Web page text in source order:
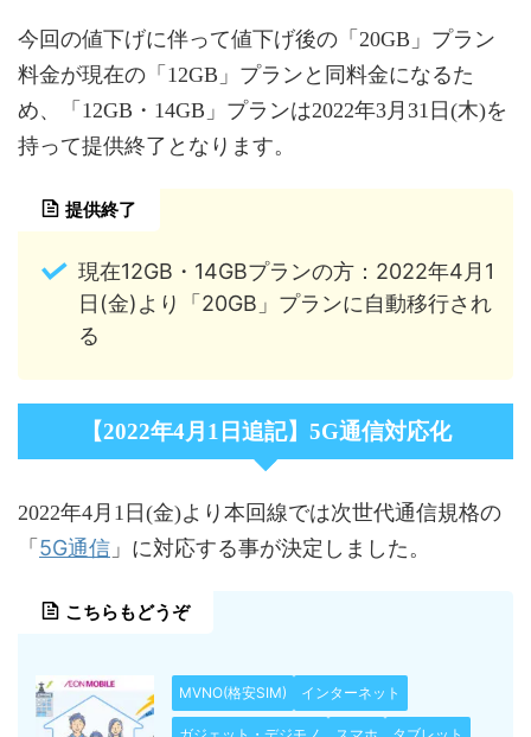
今回の値下げに伴って値下げ後の「20GB」プラン
料金が現在の「12GB」プランと同料金になるた
め、「12GB・14GB」プランは2022年3月31日(木)を
持って提供終了となります。
提供終了
現在12GB・14GBプランの方：2022年4月1
日(金)より「20GB」プランに自動移行され
る
【2022年4月1日追記】5G通信対応化
2022年4月1日(金)より本回線では次世代通信規格の
「 5G通信 」に対応する事が決定しました。
こちらもどうぞ
MVNO(格安SIM) インターネット